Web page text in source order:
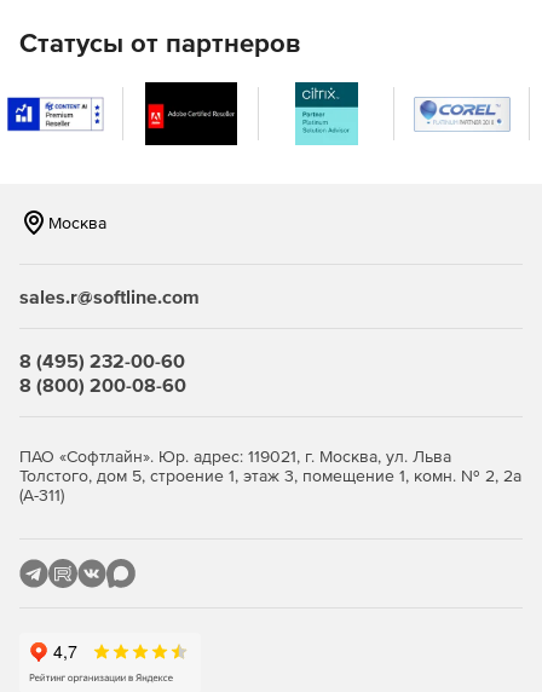
Статусы от партнеров
Москва
sales.r@softline.com
8 (495) 232-00-60
8 (800) 200-08-60
ПАО «Софтлайн». Юр. адрес: 119021, г. Москва, ул. Льва
Толстого, дом 5, строение 1, этаж 3, помещение 1, комн. № 2, 2а
(А-311)